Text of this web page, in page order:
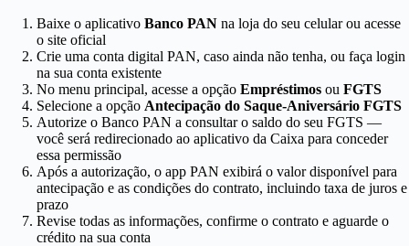
Baixe o aplicativo Banco PAN na loja do seu celular ou acesse
o site oficial
Crie uma conta digital PAN, caso ainda não tenha, ou faça login
na sua conta existente
No menu principal, acesse a opção Empréstimos ou FGTS
Selecione a opção Antecipação do Saque-Aniversário FGTS
Autorize o Banco PAN a consultar o saldo do seu FGTS —
você será redirecionado ao aplicativo da Caixa para conceder
essa permissão
Após a autorização, o app PAN exibirá o valor disponível para
antecipação e as condições do contrato, incluindo taxa de juros e
prazo
Revise todas as informações, confirme o contrato e aguarde o
crédito na sua conta